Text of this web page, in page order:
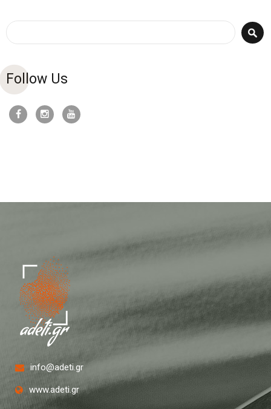
Φόρμα αναζήτησης
Αναζήτηση
Follow Us
info@adeti.gr
www.adeti.gr